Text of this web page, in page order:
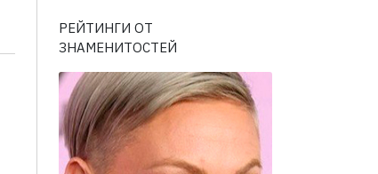
РЕЙТИНГИ ОТ
ЗНАМЕНИТОСТЕЙ